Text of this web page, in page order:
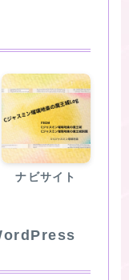
ナビサイト